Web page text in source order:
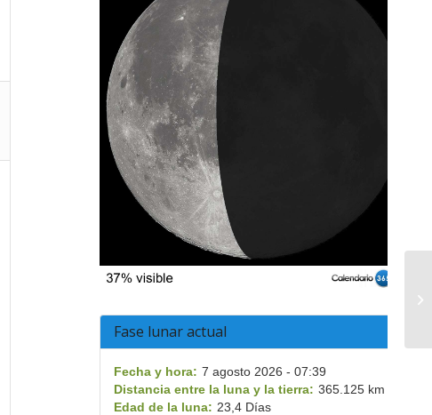
Fase lunar actual
Fecha y hora: 7 agosto 2026 - 07:39
Distancia entre la luna y la tierra: 365.125 km
Edad de la luna: 23,4 Días